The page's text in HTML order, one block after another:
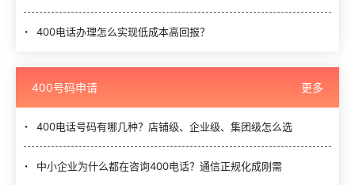
400电话办理怎么实现低成本高回报？
400号码申请 更多
400电话号码有哪几种？店铺级、企业级、集团级怎么选
中小企业为什么都在咨询400电话？通信正规化成刚需